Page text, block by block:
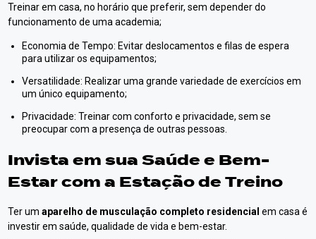
Treinar em casa, no horário que preferir, sem depender do
funcionamento de uma academia;
Economia de Tempo: Evitar deslocamentos e filas de espera
para utilizar os equipamentos;
Versatilidade: Realizar uma grande variedade de exercícios em
um único equipamento;
Privacidade: Treinar com conforto e privacidade, sem se
preocupar com a presença de outras pessoas.
Invista em sua Saúde e Bem-
Estar com a Estação de Treino
Ter umaparelho de musculação completo residencial em casa é
investir em saúde, qualidade de vida e bem-estar.